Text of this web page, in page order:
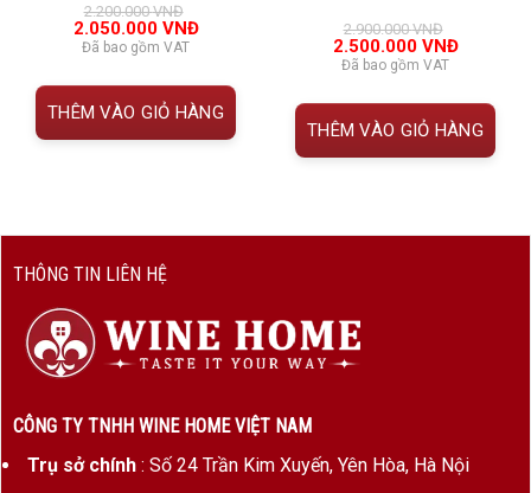
đánh giá
2.200.000VNĐ
Giá
gốc
2.200.000 VNĐ.
2.050.000 VNĐGiá
là:
2.050.000 VNĐ.
Đã bao gồm VAT
THÊM VÀO GIỎ HÀNG
đánh giá
2.900.000VNĐ
Giá
gốc
2.900.000 VNĐ.
2.500.000 VNĐGiá
là:
Đã bao gồm VAT
THÊM VÀO GIỎ HÀNG
THÔNG TIN LIÊN HỆ
CÔNG TY TNHH WINE HOME VIỆT NAM
Trụ sở chính: Số 24 Trần Kim Xuyến, Yên Hòa, Hà Nội